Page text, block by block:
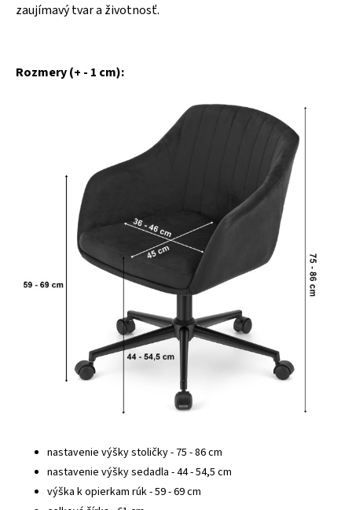
zaujímavý tvar a životnosť.
Rozmery (+ - 1 cm):
nastavenie výšky stoličky - 75 - 86 cm
nastavenie výšky sedadla - 44 - 54,5 cm
výška k opierkam rúk - 59 - 69 cm